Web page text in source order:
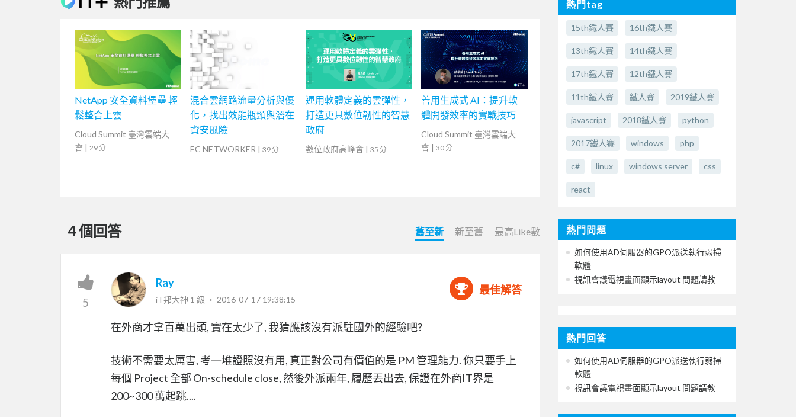
NetApp 安全資料堡壘 輕
鬆整合上雲
Cloud Summit 臺灣雲端大
會 | 29 分
混合雲網路流量分析與優
化，找出效能瓶頸與潛在
資安風險
EC NETWORKER | 39 分
運用軟體定義的雲彈性，
打造更具數位韌性的智慧
政府
數位政府高峰會 | 35 分
善用生成式 AI：提升軟
體開發效率的實戰技巧
Cloud Summit 臺灣雲端大
會 | 30 分
4 個回答 舊至新 新至舊 最高Like數
5
Ray
iT邦大神 1 級 ‧ 2016-07-17 19:38:15
最佳解答
在外商才拿百萬出頭, 實在太少了, 我猜應該沒有派駐國外的經驗吧?
技術不需要太厲害, 考一堆證照沒有用, 真正對公司有價值的是 PM 管理能力. 你只要手上
每個 Project 全部 On-schedule close, 然後外派兩年, 履歷丟出去, 保證在外商IT界是
200~300 萬起跳....
熱門tag
15th鐵人賽 16th鐵人賽
13th鐵人賽 14th鐵人賽
17th鐵人賽 12th鐵人賽
11th鐵人賽 鐵人賽 2019鐵人賽
javascript 2018鐵人賽 python
2017鐵人賽 windows php
c# linux windows server css
react
熱門問題
如何使用AD伺服器的GPO派送執行弱掃
軟體
視訊會議電視畫面顯示layout 問題請教
熱門回答
如何使用AD伺服器的GPO派送執行弱掃
軟體
視訊會議電視畫面顯示layout 問題請教